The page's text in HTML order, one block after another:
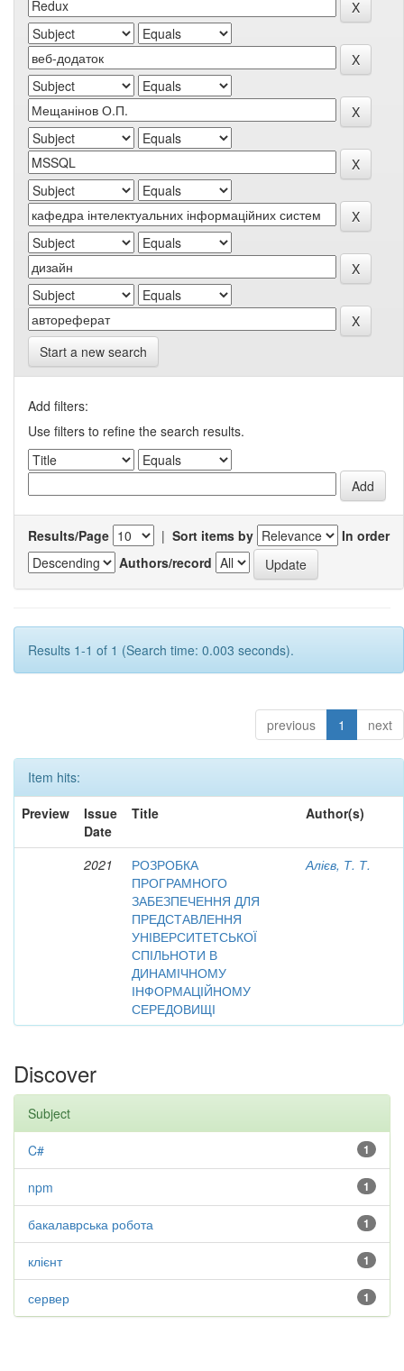
Start a new search
Add filters:
Use filters to refine the search results.
Results/Page | Sort items by
In order
Authors/record
Results 1-1 of 1 (Search time: 0.003 seconds).
previous 1 next
Item hits:
Preview
Issue
Date
Title Author(s)
2021
РОЗРОБКА
ПРОГРАМНОГО
ЗАБЕЗПЕЧЕННЯ ДЛЯ
ПРЕДСТАВЛЕННЯ
УНІВЕРСИТЕТСЬКОЇ
СПІЛЬНОТИ В
ДИНАМІЧНОМУ
ІНФОРМАЦІЙНОМУ
СЕРЕДОВИЩІ
Алієв, Т. Т.
Discover
Subject
1
C#
1
npm
1
бакалаврська робота
1
клієнт
1
сервер